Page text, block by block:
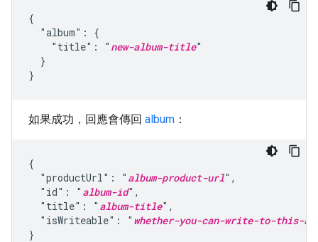
{
  "album": {
    "title": "
new-album-title"
  }
}
如果成功，回應會傳回 album ：
{
  "productUrl": "
album-product-url",
  "id": "
album-id",
  "title": "
album-title",
  "isWriteable": "
whether-you-can-write-to-this-
}